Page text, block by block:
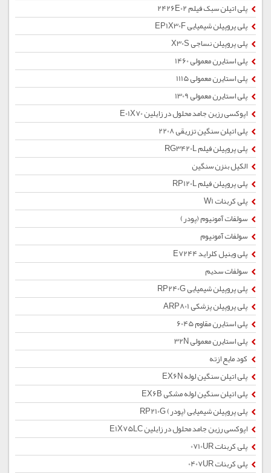
پلی اتیلن سبک فیلم 2426E02
پلی پروپیلن شیمیایی EP1X30F
پلی پروپیلن نساجی X30S
پلی استایرن معمولی 1460
پلی استایرن معمولی 1115
پلی استایرن معمولی 1309
اپوکسی رزین جامد محلول در زایلین E01X70
پلی اتیلن سنگین تزریقی 2208
پلی پروپیلن فیلم RG3420L
الکیل بنزن سنگین
پلی پروپیلن فیلم RP120L
پلی کربنات W1
سولفات آمونیوم (پودر)
سولفات آمونیوم
پلی وینیل کلراید E7244
سولفات سدیم
پلی پروپیلن شیمیایی RP240G
پلی پروپیلن پزشکی ARP801
پلی استایرن مقاوم 6045
پلی استایرن معمولی 32N
کود مایع ازته
پلی اتیلن سنگین لوله EX6N
پلی اتیلن سنگین لوله مشکی EX6B
پلی پروپیلن شیمیایی (پودر) RP210G
اپوکسی رزین جامد محلول در زایلین E1X75LC
پلی کربنات 0710UR
پلی کربنات 0407UR